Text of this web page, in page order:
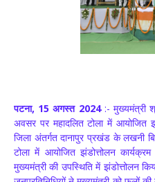
पटना, 15 अगस्त 2024 :- मुख्यमंत्री
अवसर पर महादलित टोला में आयोजित
जिला अंतर्गत दानापुर प्रखंड के लखनी
टोला में आयोजित झंडोत्तोलन कार्यक्रम
मुख्यमंत्री की उपस्थिति में झंडोत्तोलन